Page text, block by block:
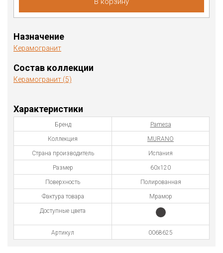
Назначение
Керамогранит
Состав коллекции
Керамогранит (5)
Характеристики
Бренд Pamesa
Коллекция MURANO
Страна производитель Испания
Размер 60x120
Поверхность Полированная
Фактура товара Мрамор
Доступные цвета
Артикул 0068625